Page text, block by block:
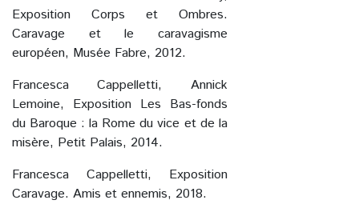
Exposition Corps et Ombres.
Caravage et le caravagisme
européen, Musée Fabre, 2012.
Francesca Cappelletti, Annick
Lemoine, Exposition Les Bas-fonds
du Baroque : la Rome du vice et de la
misère, Petit Palais, 2014.
Francesca Cappelletti, Exposition
Caravage. Amis et ennemis, 2018.